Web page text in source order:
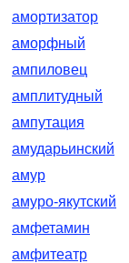
амортизатор
аморфный
ампиловец
амплитудный
ампутация
амударьинский
амур
амуро-якутский
амфетамин
амфитеатр